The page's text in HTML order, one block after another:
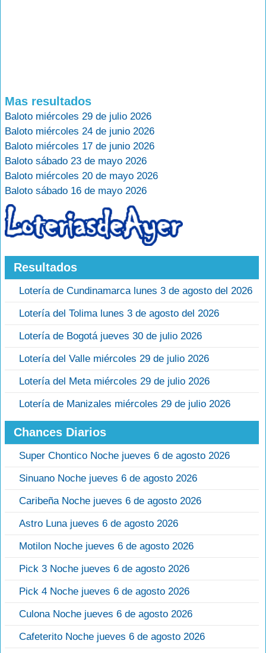
Mas resultados
Baloto miércoles 29 de julio 2026
Baloto miércoles 24 de junio 2026
Baloto miércoles 17 de junio 2026
Baloto sábado 23 de mayo 2026
Baloto miércoles 20 de mayo 2026
Baloto sábado 16 de mayo 2026
Resultados
Lotería de Cundinamarca lunes 3 de agosto del 2026
Lotería del Tolima lunes 3 de agosto del 2026
Lotería de Bogotá jueves 30 de julio 2026
Lotería del Valle miércoles 29 de julio 2026
Lotería del Meta miércoles 29 de julio 2026
Lotería de Manizales miércoles 29 de julio 2026
Chances Diarios
Super Chontico Noche jueves 6 de agosto 2026
Sinuano Noche jueves 6 de agosto 2026
Caribeña Noche jueves 6 de agosto 2026
Astro Luna jueves 6 de agosto 2026
Motilon Noche jueves 6 de agosto 2026
Pick 3 Noche jueves 6 de agosto 2026
Pick 4 Noche jueves 6 de agosto 2026
Culona Noche jueves 6 de agosto 2026
Cafeterito Noche jueves 6 de agosto 2026